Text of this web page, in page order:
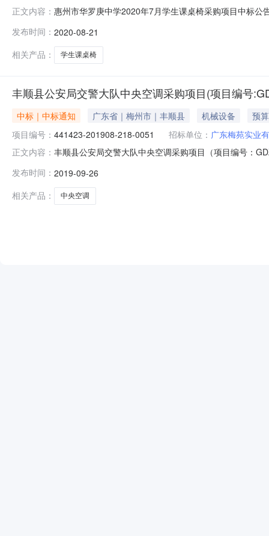
正文内容： 惠州市华罗庚中学2020年7月学生课桌椅采购项目中标
额￥53.910000万元（人民币）联系人及联系方式：项
系
发布时间： 2020-08-21
相关产品：
学生课桌椅
丰顺县公安局交警大队中央空调采购项目(项目编号
中标｜中标通知 广东省｜梅州市｜丰顺县 机械设备
预
项目编号： 441423-201908-218-0051 招标单位： 广东梅苑实业
正文内容： 丰顺县公安局交警大队中央空调采购项目（项目编号：
限公司受丰顺县公安局的委托，于2019年09月25日就丰
发布时间： 2019-09-26
相关产品：
中央空调